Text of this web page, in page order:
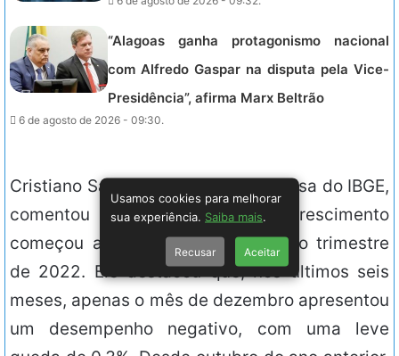
“Alagoas ganha protagonismo nacional
com Alfredo Gaspar na disputa pela Vice-
Presidência”, afirma Marx Beltrão
6 de agosto de 2026 - 09:30.
Cristiano Santos, gerente da pesquisa do IBGE,
comentou que a tendência de crescimento
começou a se consolidar no último trimestre
de 2022. Ele destacou que, nos últimos seis
meses, apenas o mês de dezembro apresentou
um desempenho negativo, com uma leve
Usamos cookies para melhorar
sua experiência. Saiba mais
Recusar Aceitar